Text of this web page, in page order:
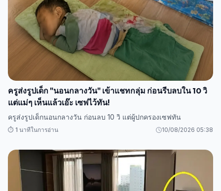
ครูส่งรูปเด็ก "นอนกลางวัน" เข้าแชทกลุ่ม ก่อนรีบลบใน 10 วิ
แต่แม่ๆ เห็นแล้วเอ๊ะ เซฟไว้ทัน!
ครูส่งรูปเด็กนอนกลางวัน ก่อนลบ 10 วิ แต่ผู้ปกครองเซฟทัน
⏱️ 1 นาทีในการอ่าน 10/08/2026 05:38